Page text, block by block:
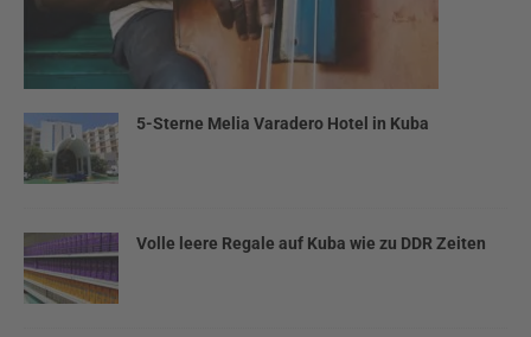
5-Sterne Melia Varadero Hotel in Kuba
Volle leere Regale auf Kuba wie zu DDR Zeiten